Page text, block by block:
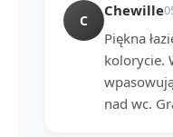
C
Chewille
Piękna
kolorycie.
nad wc.